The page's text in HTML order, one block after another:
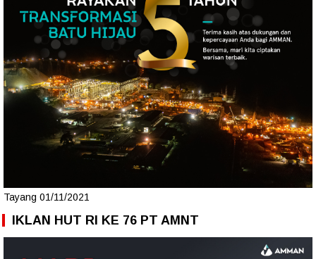
Tayang 01/11/2021
IKLAN HUT RI KE 76 PT AMNT